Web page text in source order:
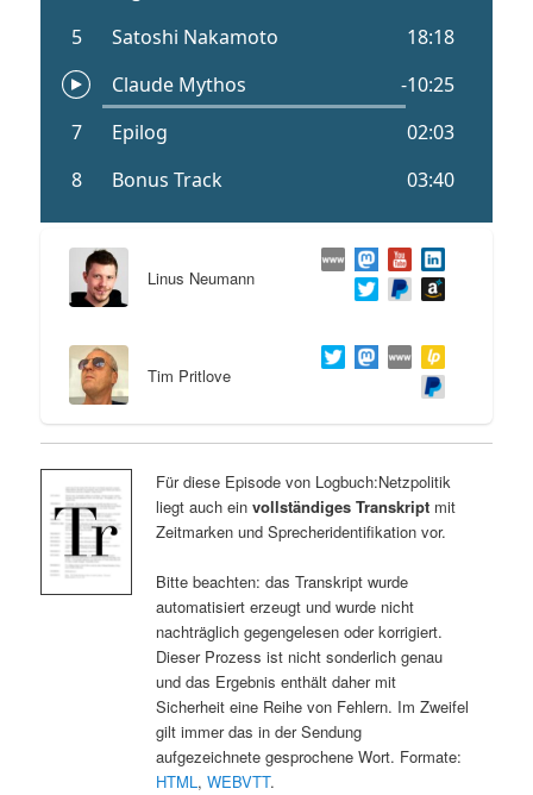
Linus Neumann
Tim Pritlove
Für diese Episode von Logbuch:Netzpolitik
liegt auch ein vollständiges Transkriptmit
Zeitmarken und Sprecheridentifikation vor.
Bitte beachten: das Transkript wurde
automatisiert erzeugt und wurde nicht
nachträglich gegengelesen oder korrigiert.
Dieser Prozess ist nicht sonderlich genau
und das Ergebnis enthält daher mit
Sicherheit eine Reihe von Fehlern. Im Zweifel
gilt immer das in der Sendung
aufgezeichnete gesprochene Wort. Formate:
HTML, WEBVTT.